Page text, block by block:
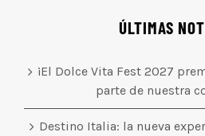
ÚLTIMAS
¡El Dolce Vita Fest 2027
parte de nuestra
Destino Italia: la nueva